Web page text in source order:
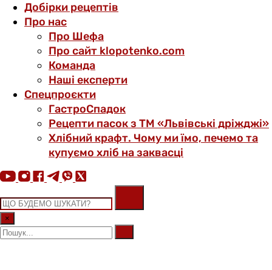
Добірки рецептів
Про нас
Про Шефа
Про сайт klopotenko.com
Команда
Наші експерти
Спецпроєкти
ГастроСпадок
Рецепти пасок з ТМ «Львівські дріжджі»
Хлібний крафт. Чому ми їмо, печемо та
купуємо хліб на заквасці
×